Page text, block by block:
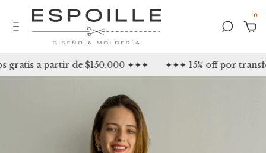
0
a partir de $150.000 ✦✦✦ ✦✦✦ 15% off por